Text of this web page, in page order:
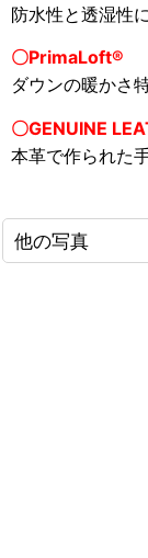
防水性と透湿性
〇PrimaLoft®
ダウンの暖かさ
〇GENUINE
本革で作られた
他の写真